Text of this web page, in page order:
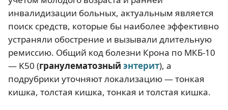
инвалидизации больных, актуальным является
поиск средств, которые бы наиболее эффективно
устраняли обострение и вызывали длительную
ремиссию. Общий код болезни Крона по МКБ-10
— K50 (гранулематозный энтерит), а
подрубрики уточняют локализацию — тонкая
кишка, толстая кишка, тонкая и толстая кишка.